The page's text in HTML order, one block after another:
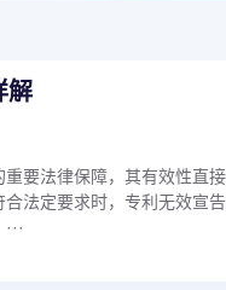
解
要法律保障，其有效性直
法定要求时，专利无效宣